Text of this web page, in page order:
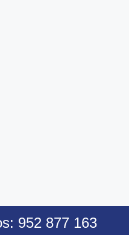
952 877 163